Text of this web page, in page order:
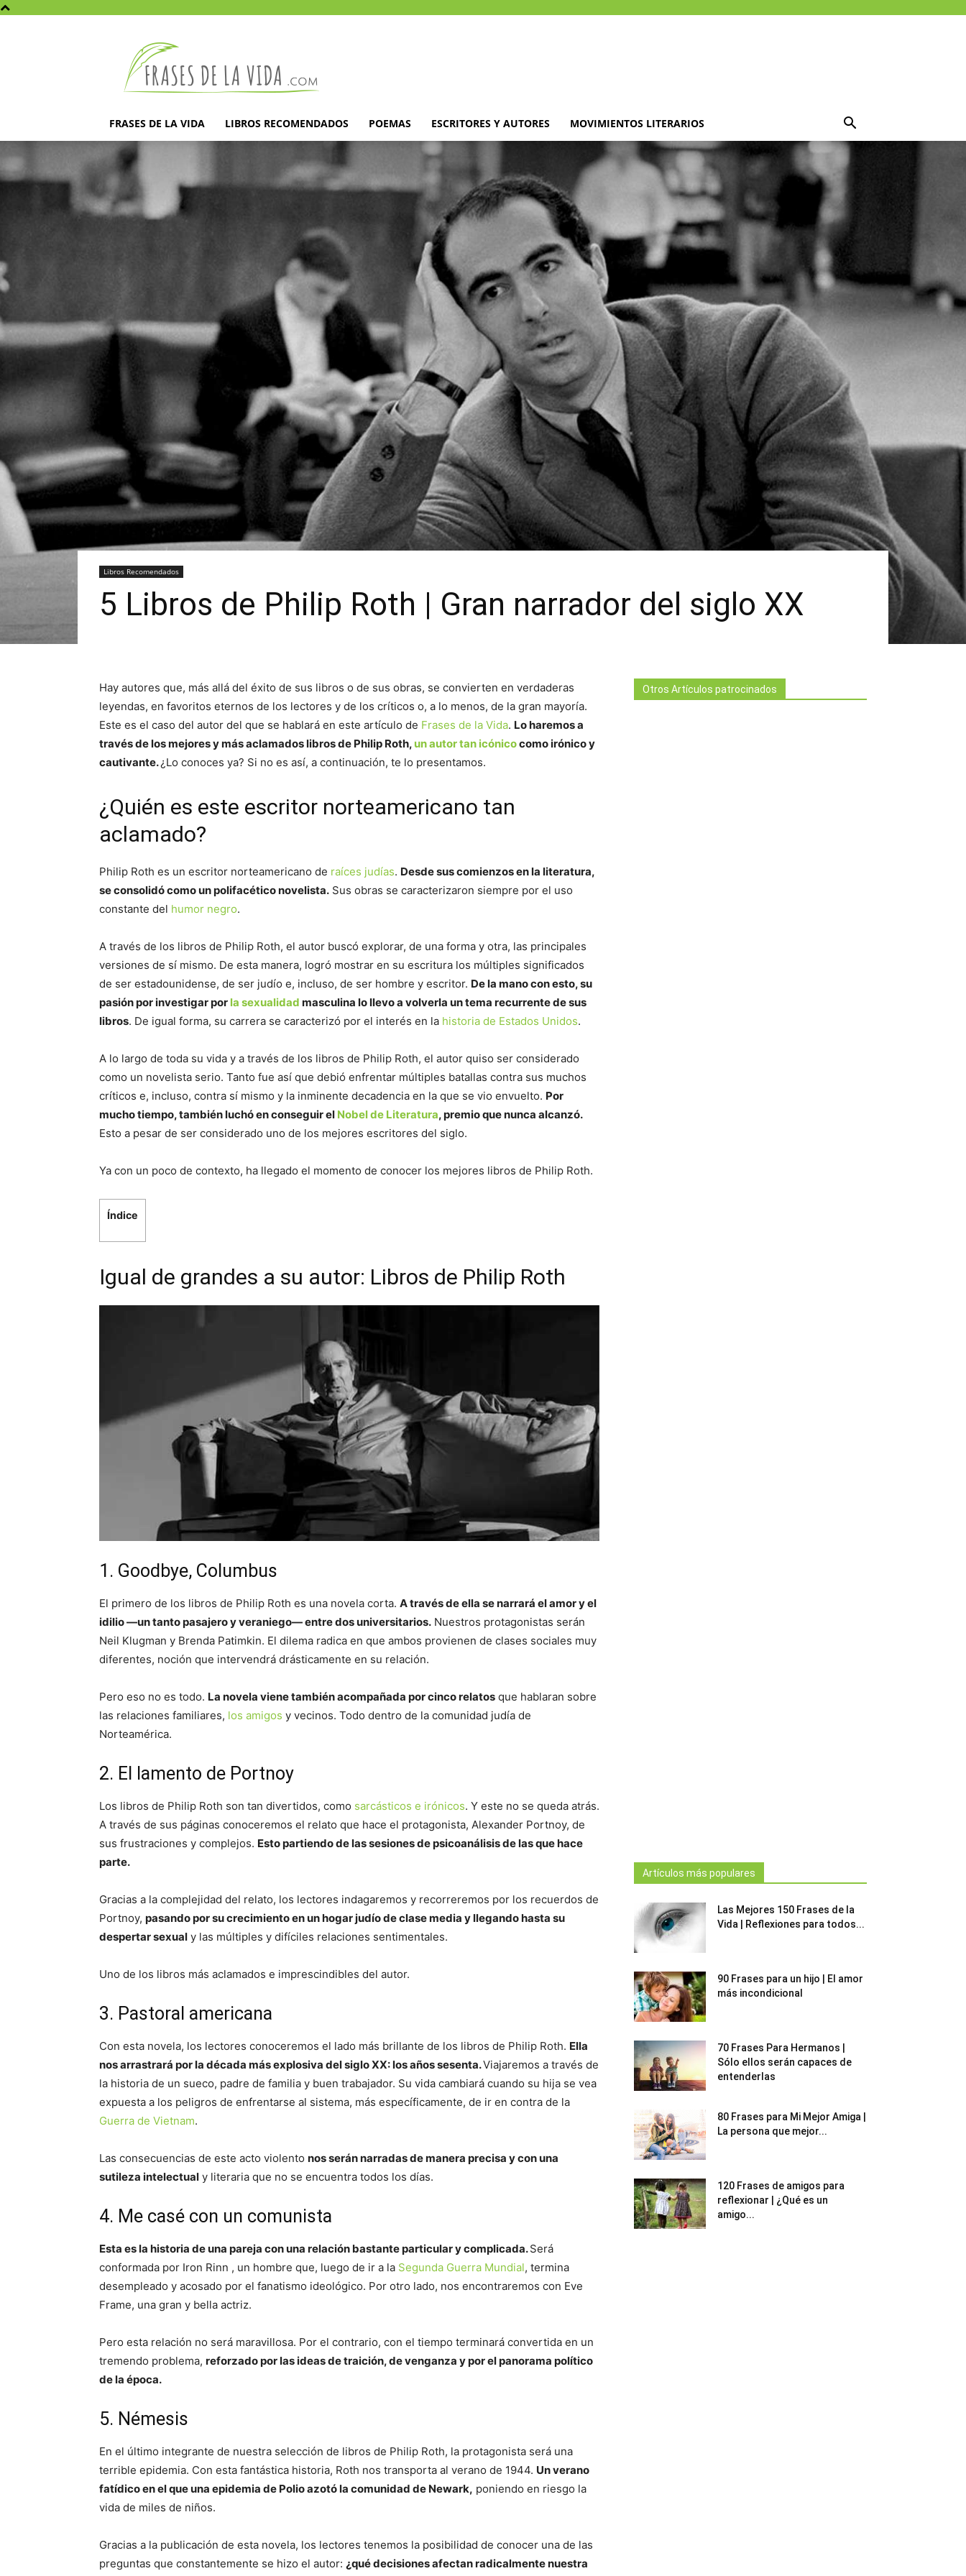
la
vida
FRASES DE LA VIDA LIBROS RECOMENDADOS POEMAS ESCRITORES Y AUTORES MOVIMIENTOS LITERARIOS
Libros Recomendados
5 Libros de Philip Roth | Gran narrador del siglo XX
Hay autores que, más allá del éxito de sus libros o de sus obras, se convierten en verdaderas
leyendas, en favoritos eternos de los lectores y de los críticos o, a lo menos, de la gran mayoría.
Este es el caso del autor del que se hablará en este artículo de Frases de la Vida. Lo haremos a
través de los mejores y más aclamados libros de Philip Roth, un autor tan icónicocomo irónico y
cautivante.¿Lo conoces ya? Si no es así, a continuación, te lo presentamos.
¿Quién es este escritor norteamericano tan
aclamado?
Philip Roth es un escritor norteamericano de raíces judías. Desde sus comienzos en la literatura,
se consolidó como un polifacético novelista. Sus obras se caracterizaron siempre por el uso
constante del humor negro.
A través de los libros de Philip Roth, el autor buscó explorar, de una forma y otra, las principales
versiones de sí mismo. De esta manera, logró mostrar en su escritura los múltiples significados
de ser estadounidense, de ser judío e, incluso, de ser hombre y escritor. De la mano con esto, su
pasión por investigar por la sexualidad masculina lo llevo a volverla un tema recurrente de sus
libros. De igual forma, su carrera se caracterizó por el interés en la historia de Estados Unidos.
A lo largo de toda su vida y a través de los libros de Philip Roth, el autor quiso ser considerado
como un novelista serio. Tanto fue así que debió enfrentar múltiples batallas contra sus muchos
críticos e, incluso, contra sí mismo y la inminente decadencia en la que se vio envuelto. Por
mucho tiempo, también luchó en conseguir el Nobel de Literatura, premio que nunca alcanzó.
Esto a pesar de ser considerado uno de los mejores escritores del siglo.
Ya con un poco de contexto, ha llegado el momento de conocer los mejores libros de Philip Roth.
Índice
Igual de grandes a su autor: Libros de Philip Roth
1. Goodbye, Columbus
El primero de los libros de Philip Roth es una novela corta. A través de ella se narrará el amor y el
idilio —un tanto pasajero y veraniego— entre dos universitarios. Nuestros protagonistas serán
Neil Klugman y Brenda Patimkin. El dilema radica en que ambos provienen de clases sociales muy
diferentes, noción que intervendrá drásticamente en su relación.
Pero eso no es todo. La novela viene también acompañada por cinco relatos que hablaran sobre
las relaciones familiares, los amigos y vecinos. Todo dentro de la comunidad judía de
Norteamérica.
2. El lamento de Portnoy
Los libros de Philip Roth son tan divertidos, como sarcásticos e irónicos. Y este no se queda atrás.
A través de sus páginas conoceremos el relato que hace el protagonista, Alexander Portnoy, de
sus frustraciones y complejos. Esto partiendo de las sesiones de psicoanálisis de las que hace
parte.
Gracias a la complejidad del relato, los lectores indagaremos y recorreremos por los recuerdos de
Portnoy, pasando por su crecimiento en un hogar judío de clase media y llegando hasta su
despertar sexual y las múltiples y difíciles relaciones sentimentales.
Uno de los libros más aclamados e imprescindibles del autor.
3. Pastoral americana
Con esta novela, los lectores conoceremos el lado más brillante de los libros de Philip Roth. Ella
nos arrastrará por la década más explosiva del siglo XX: los años sesenta.Viajaremos a través de
la historia de un sueco, padre de familia y buen trabajador. Su vida cambiará cuando su hija se vea
expuesta a los peligros de enfrentarse al sistema, más específicamente, de ir en contra de la
Guerra de Vietnam.
Las consecuencias de este acto violento nos serán narradas de manera precisa y con una
sutileza intelectual y literaria que no se encuentra todos los días.
4. Me casé con un comunista
Esta es la historia de una pareja con una relación bastante particular y complicada.Será
conformada por Iron Rinn , un hombre que, luego de ir a la Segunda Guerra Mundial, termina
desempleado y acosado por el fanatismo ideológico. Por otro lado, nos encontraremos con Eve
Frame, una gran y bella actriz.
Pero esta relación no será maravillosa. Por el contrario, con el tiempo terminará convertida en un
tremendo problema, reforzado por las ideas de traición, de venganza y por el panorama político
de la época.
5. Némesis
En el último integrante de nuestra selección de libros de Philip Roth, la protagonista será una
terrible epidemia. Con esta fantástica historia, Roth nos transporta al verano de 1944. Un verano
fatídico en el que una epidemia de Polio azotó la comunidad de Newark, poniendo en riesgo la
vida de miles de niños.
Gracias a la publicación de esta novela, los lectores tenemos la posibilidad de conocer una de las
preguntas que constantemente se hizo el autor: ¿qué decisiones afectan radicalmente nuestra
Otros Artículos patrocinados
Artículos más populares
Las Mejores 150 Frases de la
Vida | Reflexiones para todos...
90 Frases para un hijo | El amor
más incondicional
70 Frases Para Hermanos |
Sólo ellos serán capaces de
entenderlas
80 Frases para Mi Mejor Amiga |
La persona que mejor...
120 Frases de amigos para
reflexionar | ¿Qué es un
amigo...